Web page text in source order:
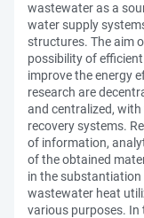
wastewater as a
water supply
structures. The aim
possibility of
improve the energy
research are
and centralized,
recovery systems.
of information,
of the obtained
in the
wastewater heat
various purposes. In